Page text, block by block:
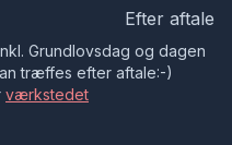
Efter aftale
Grundlovsdag og dagen
træffes efter aftale:-)
værkstedet